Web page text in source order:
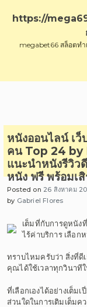
https://
megabet66 สล็อตทำ
หนังออนไลน์ เ
คน Top 24
แนะนำหนังรีวิว
หนัง ฟรี พร้อมเ
Posted on 26 สิงหาคม
by Gabriel Flores
เต็มที่กับการดูหนัง
ไร้ค่าบริการ เลือก
ทราบไหมครับว่า สิ่งที่ดี
คุณได้ใช้เวลาทุกวินาที
ที่เลือกเองได้อย่างเต็ม
ส่วนใดในการเติมเต็มค